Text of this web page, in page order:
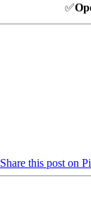
✅
Share this post on